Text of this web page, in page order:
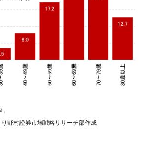
り野村證券市場戦略リサーチ部作成